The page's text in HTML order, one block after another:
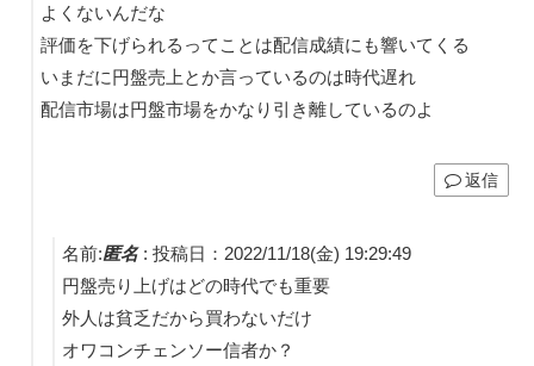
よくないんだな
評価を下げられるってことは配信成績にも響いてくる
いまだに円盤売上とか言っているのは時代遅れ
配信市場は円盤市場をかなり引き離しているのよ
返信
名前:匿名: 投稿日：2022/11/18(金) 19:29:49
円盤売り上げはどの時代でも重要
外人は貧乏だから買わないだけ
オワコンチェンソー信者か？